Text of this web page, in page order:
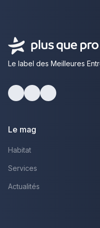
Le label des Meilleures
Le mag
Habitat
Services
Actualités